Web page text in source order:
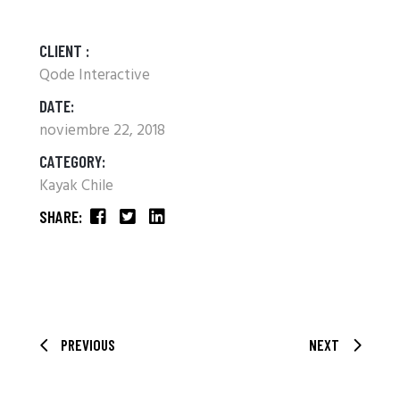
CLIENT :
Qode Interactive
DATE:
noviembre 22, 2018
CATEGORY:
Kayak Chile
SHARE:
PREVIOUS NEXT